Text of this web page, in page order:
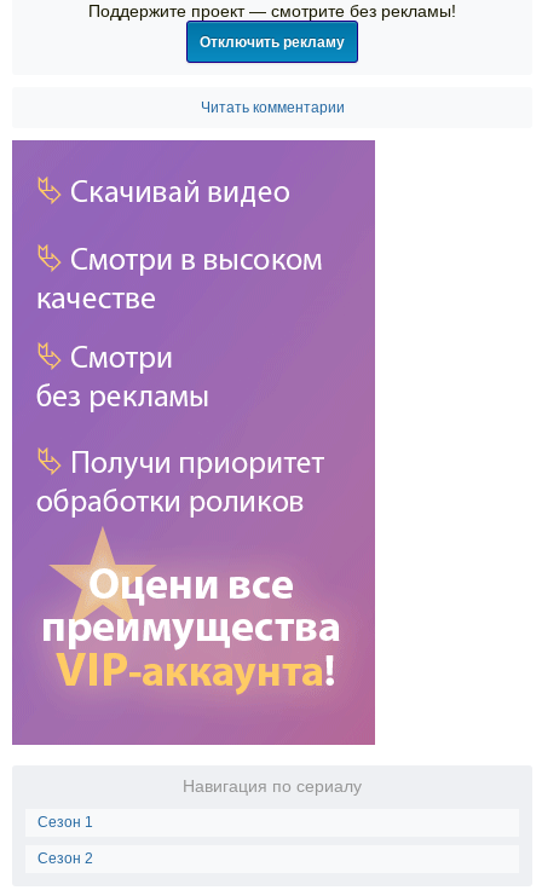
Поддержите проект — смотрите без рекламы!
Отключить рекламу
Читать комментарии
Навигация по сериалу
Сезон 1
Сезон 2